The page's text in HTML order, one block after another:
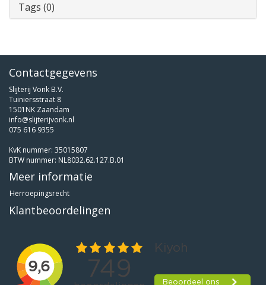
Tags (0)
Contactgegevens
Slijterij Vonk B.V.
Tuiniersstraat 8
1501NK Zaandam
info@slijterijvonk.nl
075 616 9355
KvK nummer: 35015807
BTW nummer: NL8032.62.127.B.01
Meer informatie
Herroepingsrecht
Klantbeoordelingen